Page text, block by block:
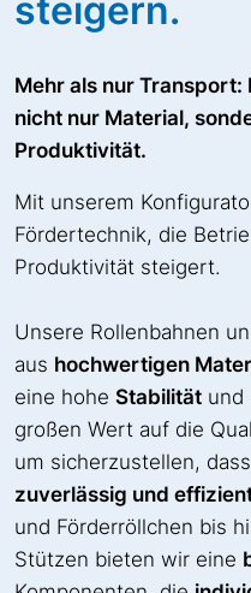
steigern.
Mehr als nur
nicht nur Material,
Produktivität.
Mit unserem
Fördertechnik, die
Produktivität steigert.
Unsere Rollenbahnen
aus hochwertigen
eine hohe Stabilität und
großen Wert auf die
um sicherzustellen,
zuverlässig und
und Förderröllchen bis
Stützen bieten wir eine